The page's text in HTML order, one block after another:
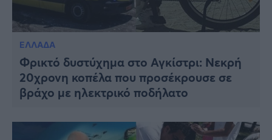
ΕΛΛΑΔΑ
Φρικτό δυστύχημα στο Αγκίστρι: Νεκρή
20χρονη κοπέλα που προσέκρουσε σε
βράχο με ηλεκτρικό ποδήλατο